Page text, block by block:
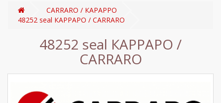
CARRARO / КАРАРРО
48252 seal КАРРАРО / CARRARO
48252 seal КАРРАРО /
CARRARO